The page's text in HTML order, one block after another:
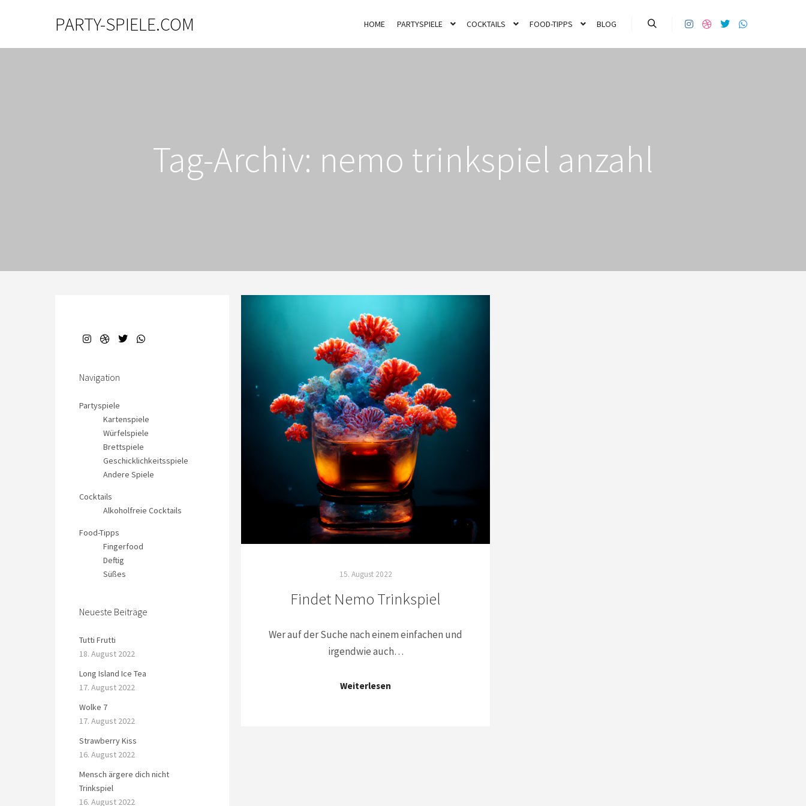
PARTY-SPIELE.COM HOME PARTYSPIELE COCKTAILS FOOD-TIPPS BLOG
Tag-Archiv: nemo trinkspiel anzahl
15. August 2022
Findet Nemo Trinkspiel
Wer auf der Suche nach einem einfachen und
irgendwie auch…
Weiterlesen
Navigation
Partyspiele
Kartenspiele
Würfelspiele
Brettspiele
Geschicklichkeitsspiele
Andere Spiele
Cocktails
Alkoholfreie Cocktails
Food-Tipps
Fingerfood
Deftig
Süßes
Neueste Beiträge
Tutti Frutti
18. August 2022
Long Island Ice Tea
17. August 2022
Wolke 7
17. August 2022
Strawberry Kiss
16. August 2022
Mensch ärgere dich nicht
Trinkspiel
16. August 2022